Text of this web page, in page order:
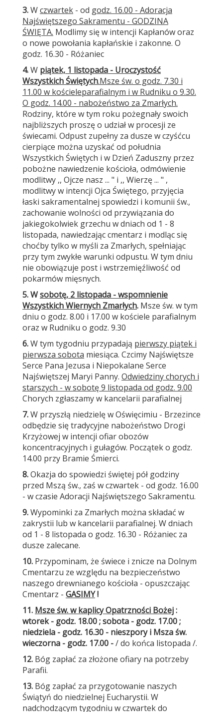
3.Wczwartek - od godz. 16.00 - Adoracja
Najświętszego Sakramentu - GODZINA
ŚWIĘTA. Modlimy się w intencji Kapłanów oraz
o nowe powołania kapłańskie i zakonne. O
godz. 16.30 - Różaniec
4.W piątek, 1 listopada - Uroczystość
Wszystkich Świętych.Msze św. o godz. 7.30 i
11.00 w kościeleparafialnym i w Rudniku o 9.30.
O godz. 14.00 - nabożeństwo za Zmarłych.
Rodziny, które w tym roku pożegnały swoich
najbliższych proszę o udział w procesji ze
świecami. Odpust zupełny za dusze w czyśćcu
cierpiące można uzyskać od południa
Wszystkich Świętych i w Dzień Zaduszny przez
pobożne nawiedzenie kościoła, odmówienie
modlitwy ,, Ojcze nasz ... " i ,, Wierzę ... " ,
modlitwy w intencji Ojca Świętego, przyjęcia
łaski sakramentalnej spowiedzi i komunii św.,
zachowanie wolności od przywiązania do
jakiegokolwiek grzechu w dniach od 1 - 8
listopada, nawiedzając cmentarz i modląc się
choćby tylko w myśli za Zmarłych, spełniając
przy tym zwykłe warunki odpustu. W tym dniu
nie obowiązuje post i wstrzemięźliwość od
pokarmów mięsnych.
5. Wsobotę, 2 listopada - wspomnienie
Wszystkich Wiernych Zmarłych. Msze św. w tym
dniu o godz. 8.00 i 17.00 w kościele parafialnym
oraz w Rudniku o godz. 9.30
6.W tym tygodniu przypadają pierwszy piątek i
pierwsza sobota miesiąca. Czcimy Najświętsze
Serce Pana Jezusa i Niepokalane Serce
Najświętszej Maryi Panny. Odwiedziny chorych i
starszych - w sobotę 9 listopada od godz. 9.00
Chorych zgłaszamy w kancelarii parafialnej
7.W przyszłą niedzielę w Oświęcimiu - Brzezince
odbędzie się tradycyjne nabożeństwo Drogi
Krzyżowej w intencji ofiar obozów
koncentracyjnych i gułagów. Początek o godz.
14.00 przy Bramie Śmierci.
8.Okazja do spowiedzi świętej pół godziny
przed Mszą św., zaś w czwartek - od godz. 16.00
- w czasie Adoracji Najświętszego Sakramentu.
9.Wypominki za Zmarłych można składać w
zakrystii lub w kancelarii parafialnej. W dniach
od 1 - 8 listopada o godz. 16.30 - Różaniec za
dusze zalecane.
10. Przypominam, że świece i znicze na Dolnym
Cmentarzu ze względu na bezpieczeństwo
naszego drewnianego kościoła - opuszczając
Cmentarz - GASIMY!
11. Msze św. w kaplicy Opatrzności Bożej:
wtorek - godz. 18.00 ; sobota - godz. 17.00 ;
niedziela - godz. 16.30 - nieszpory i Msza św.
wieczorna - godz. 17.00 -/ do końca listopada /.
12. Bóg zapłać za złożone ofiary na potrzeby
Parafii.
13. Bóg zapłać za przygotowanie naszych
Świątyń do niedzielnej Eucharystii. W
nadchodzącym tygodniu w czwartek do